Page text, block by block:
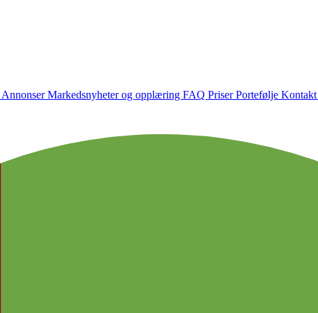
AnnonserMarkedsnyheter og opplæring FAQ PriserPortefølje Kontakt